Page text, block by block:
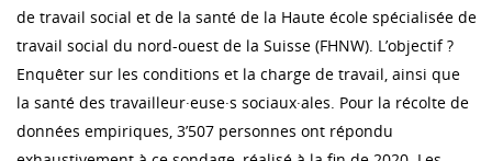
de travail social et de la santé de la Haute école spécialisée de
travail social du nord-ouest de la Suisse (FHNW). L’objectif ?
Enquêter sur les conditions et la charge de travail, ainsi que
la santé des travailleur·euse·s sociaux·ales. Pour la récolte de
données empiriques, 3’507 personnes ont répondu